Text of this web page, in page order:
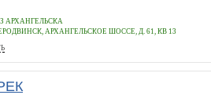
АРХАНГЕЛЬСКА
АРХАНГЕЛЬСКОЕ ШОССЕ, Д. 61, КВ 13